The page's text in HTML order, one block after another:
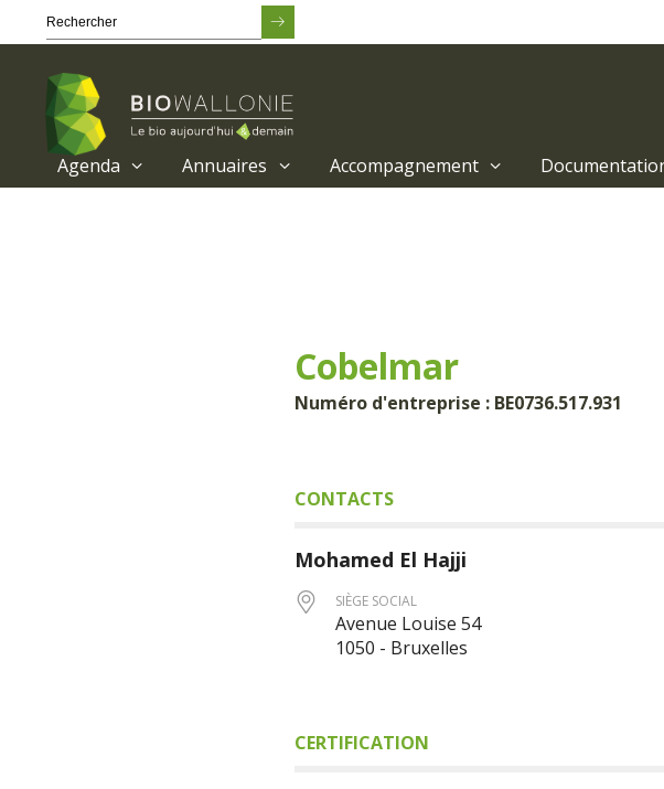
Agenda Annuaires Accompagnement
Cobelmar
Numéro d'entreprise : BE0736.517.931
CONTACTS
Mohamed El Hajji
SIÈGE SOCIAL
Avenue Louise 54
1050 - Bruxelles
CERTIFICATION